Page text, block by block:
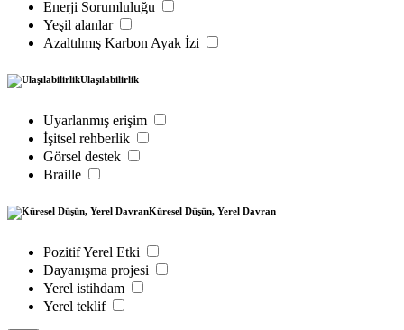
Enerji Sorumluluğu
Yeşil alanlar
Azaltılmış Karbon Ayak İzi
Ulaşılabilirlik
Uyarlanmış erişim
İşitsel rehberlik
Görsel destek
Braille
Küresel Düşün, Yerel Davran
Pozitif Yerel Etki
Dayanışma projesi
Yerel istihdam
Yerel teklif